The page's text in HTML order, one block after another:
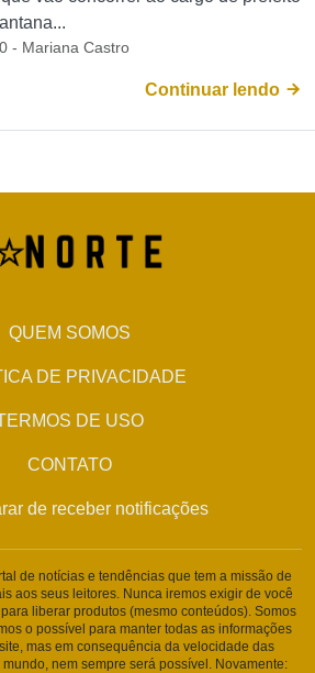
- Mariana Castro
Continuar lendo
QUEM SOMOS
DE PRIVACIDADE
DE USO
CONTATO
de receber notificações
de notícias e tendências que tem a missão de
aos seus leitores. Nunca iremos exigir de você
liberar produtos (mesmo conteúdos). Somos
o possível para manter todas as informações
mas em consequência da velocidade das
nem sempre será possível. Novamente: